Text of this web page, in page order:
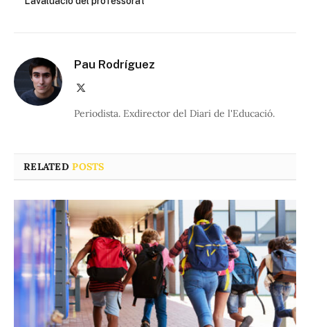
Pau Rodríguez
Periodista. Exdirector del Diari de l'Educació.
RELATEDPOSTS